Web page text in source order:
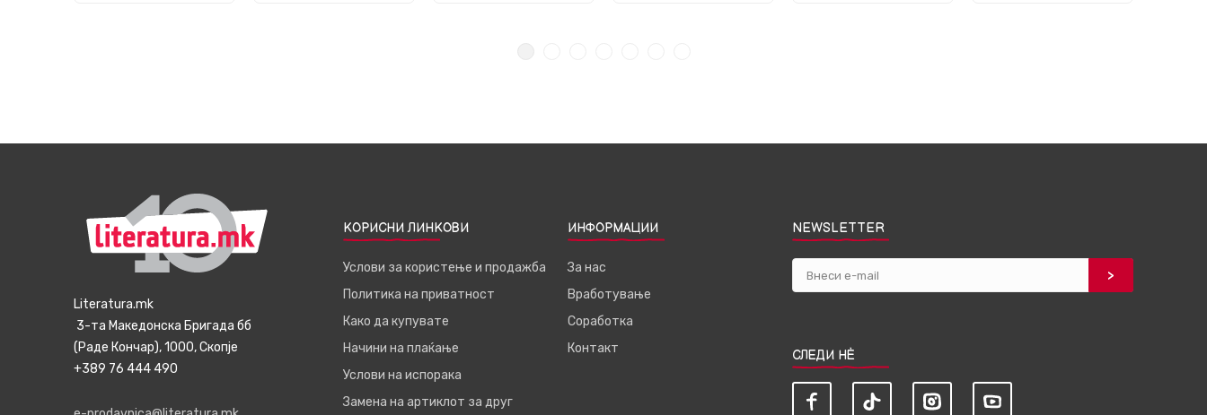
Literatura.mk
3-та Македонска Бригада бб
(Раде Кончар), 1000, Скопје
+389 76 444 490
КОРИСНИ ЛИНКОВИ
Услови за користење и продажба
Политика на приватност
Како да купувате
Начини на плаќање
Услови на испорака
Замена на артиклот за друг
ИНФОРМАЦИИ
За нас
Вработување
Соработка
Контакт
NEWSLETTER
СЛЕДИ НЀ